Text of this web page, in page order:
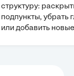
структуру:
подпункты, убрать
или добавить новые